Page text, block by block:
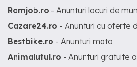
Romjob.ro - Anunturi locuri de
Cazare24.ro - Anunturi cu oferte
Bestbike.ro - Anunturi moto
Animalutul.ro - Anunturi gratuite